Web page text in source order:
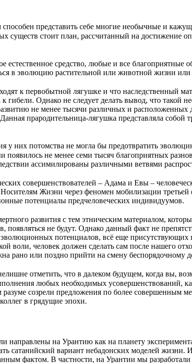
представить себе многие необычные и
стоит план, рассчитанный на достижение
средство, любые и все благоприятные
в эволюцию растительной или животной жизни
к первобытной лягушке и что наследственный
гибели. Однако не следует делать вывод, что
не менее тысячи различных и
прародительница-лягушка представляла
них потомства не могла бы предотвратить
не менее семи тысяч благоприятных
ассимилированы различными ветвями
совершенствователей – Адама и Евы –
Жизни через феномен мобилизации
потенциалы предчеловеческих индивидуумов.
развития с тем этническим материалом,
появляться не будут. Однако данный факт не
эволюционных потенциалов, всё еще
воли, человек должен сделать сам после нашего
рано или поздно прийти на смену
отметить, что в далеком будущем, когда вы,
любых необходимых усовершенствований,
созрели предложения по более совершенным
в грядущие эпохи.
направлены на Урантию как на планету
сатанийский вариант небадонских моделей
фактом. В частности, на Урантии мы